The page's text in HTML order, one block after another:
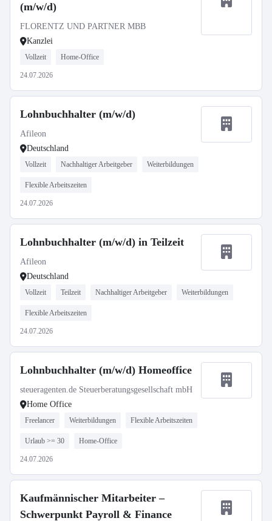
(m/w/d)
FLORENTZ UND PARTNER MBB
Kanzlei
Vollzeit Home-Office
24.07.2026
Lohnbuchhalter (m/w/d)
Afileon
Deutschland
Vollzeit Nachhaltiger Arbeitgeber Weiterbildungen
Flexible Arbeitszeiten
24.07.2026
Lohnbuchhalter (m/w/d) in Teilzeit
Afileon
Deutschland
Vollzeit Teilzeit Nachhaltiger Arbeitgeber Weiterbildungen
Flexible Arbeitszeiten
24.07.2026
Lohnbuchhalter (m/w/d) Homeoffice
steueragenten.de Steuerberatungsgesellschaft mbH
Home Office
Freelancer Weiterbildungen Flexible Arbeitszeiten
Urlaub >= 30 Home-Office
24.07.2026
Kaufmännischer Mitarbeiter –
Schwerpunkt Payroll & Finance